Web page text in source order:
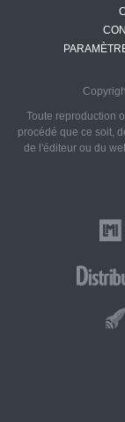
Toute reproduction
procédé que ce soit,
de l'éditeur ou du